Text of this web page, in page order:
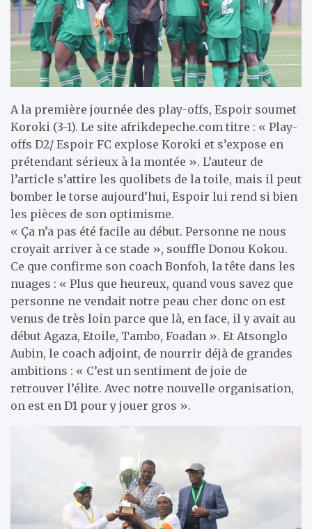
A la première journée des play-offs, Espoir soumet
Koroki (3-1). Le site afrikdepeche.com titre : « Play-
offs D2/ Espoir FC explose Koroki et s’expose en
prétendant sérieux à la montée ». L’auteur de
l’article s’attire les quolibets de la toile, mais il peut
bomber le torse aujourd’hui, Espoir lui rend si bien
les pièces de son optimisme.
« Ça n’a pas été facile au début. Personne ne nous
croyait arriver à ce stade », souffle Donou Kokou.
Ce que confirme son coach Bonfoh, la tête dans les
nuages : « Plus que heureux, quand vous savez que
personne ne vendait notre peau cher donc on est
venus de très loin parce que là, en face, il y avait au
début Agaza, Etoile, Tambo, Foadan ». Et Atsonglo
Aubin, le coach adjoint, de nourrir déjà de grandes
ambitions : « C’est un sentiment de joie de
retrouver l’élite. Avec notre nouvelle organisation,
on est en D1 pour y jouer gros ».